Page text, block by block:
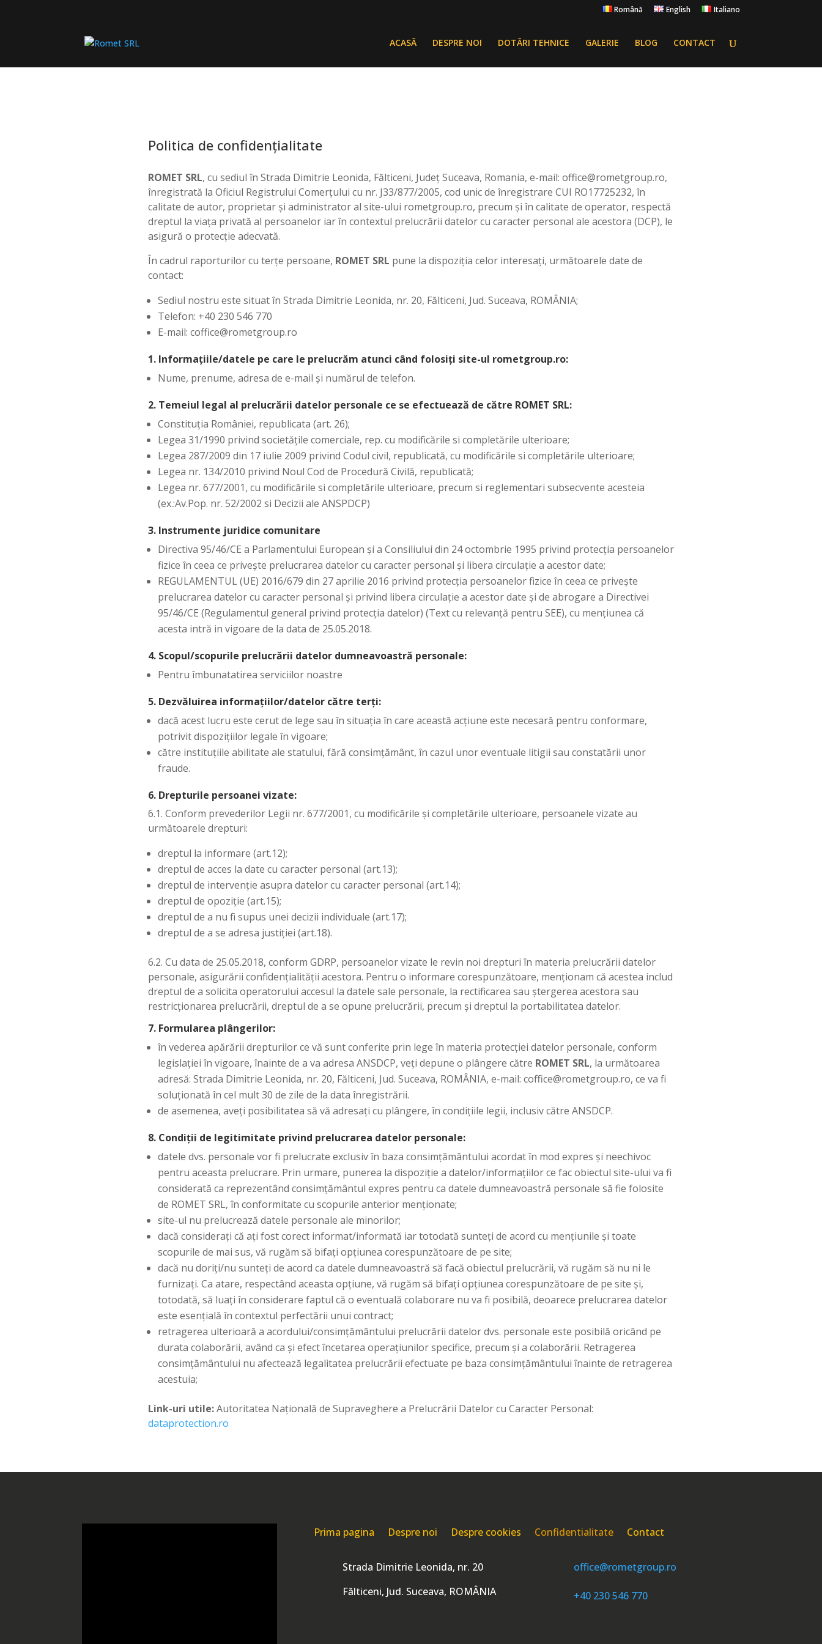
Română English Italiano
ACASĂ DESPRE NOI DOTĂRI TEHNICE GALERIE BLOG CONTACT
Politica de confidențialitate
ROMET SRL, cu sediul în Strada Dimitrie Leonida, Fălticeni, Județ Suceava, Romania, e-mail: office@rometgroup.ro,
înregistrată la Oficiul Registrului Comerţului cu nr. J33/877/2005, cod unic de înregistrare CUI RO17725232, în
calitate de autor, proprietar și administrator al site-ului rometgroup.ro, precum și în calitate de operator, respectă
dreptul la viața privată al persoanelor iar în contextul prelucrării datelor cu caracter personal ale acestora (DCP), le
asigură o protecție adecvată.
În cadrul raporturilor cu terțe persoane, ROMET SRL pune la dispoziția celor interesați, următoarele date de
contact:
Sediul nostru este situat în Strada Dimitrie Leonida, nr. 20, Fălticeni, Jud. Suceava, ROMÂNIA;
Telefon: +40 230 546 770
E-mail: coffice@rometgroup.ro
1. Informațiile/datele pe care le prelucrăm atunci când folosiți site-ul rometgroup.ro:
Nume, prenume, adresa de e-mail și numărul de telefon.
2. Temeiul legal al prelucrării datelor personale ce se efectuează de către ROMET SRL:
Constituția României, republicata (art. 26);
Legea 31/1990 privind societățile comerciale, rep. cu modificările si completările ulterioare;
Legea 287/2009 din 17 iulie 2009 privind Codul civil, republicată, cu modificările si completările ulterioare;
Legea nr. 134/2010 privind Noul Cod de Procedură Civilă, republicată;
Legea nr. 677/2001, cu modificările si completările ulterioare, precum si reglementari subsecvente acesteia
(ex.:Av.Pop. nr. 52/2002 si Decizii ale ANSPDCP)
3. Instrumente juridice comunitare
Directiva 95/46/CE a Parlamentului European și a Consiliului din 24 octombrie 1995 privind protecția persoanelor
fizice în ceea ce privește prelucrarea datelor cu caracter personal și libera circulație a acestor date;
REGULAMENTUL (UE) 2016/679 din 27 aprilie 2016 privind protecția persoanelor fizice în ceea ce privește
prelucrarea datelor cu caracter personal și privind libera circulaţie a acestor date și de abrogare a Directivei
95/46/CE (Regulamentul general privind protecția datelor) (Text cu relevanţă pentru SEE), cu mențiunea că
acesta intră in vigoare de la data de 25.05.2018.
4. Scopul/scopurile prelucrării datelor dumneavoastră personale:
Pentru îmbunatatirea serviciilor noastre
5. Dezvăluirea informațiilor/datelor către terți:
dacă acest lucru este cerut de lege sau în situația în care această acțiune este necesară pentru conformare,
potrivit dispoziţiilor legale în vigoare;
către instituțiile abilitate ale statului, fără consimțământ, în cazul unor eventuale litigii sau constatării unor
fraude.
6. Drepturile persoanei vizate:
6.1. Conform prevederilor Legii nr. 677/2001, cu modificările și completările ulterioare, persoanele vizate au
următoarele drepturi:
dreptul la informare (art.12);
dreptul de acces la date cu caracter personal (art.13);
dreptul de intervenţie asupra datelor cu caracter personal (art.14);
dreptul de opoziţie (art.15);
dreptul de a nu fi supus unei decizii individuale (art.17);
dreptul de a se adresa justiţiei (art.18).
6.2. Cu data de 25.05.2018, conform GDRP, persoanelor vizate le revin noi drepturi în materia prelucrării datelor
personale, asigurării confidențialității acestora. Pentru o informare corespunzătoare, menționam că acestea includ
dreptul de a solicita operatorului accesul la datele sale personale, la rectificarea sau ștergerea acestora sau
restricționarea prelucrării, dreptul de a se opune prelucrării, precum și dreptul la portabilitatea datelor.
7. Formularea plângerilor:
în vederea apărării drepturilor ce vă sunt conferite prin lege în materia protecției datelor personale, conform
legislației în vigoare, înainte de a va adresa ANSDCP, veți depune o plângere către ROMET SRL, la următoarea
adresă: Strada Dimitrie Leonida, nr. 20, Fălticeni, Jud. Suceava, ROMÂNIA, e-mail: coffice@rometgroup.ro, ce va fi
soluționată în cel mult 30 de zile de la data înregistrării.
de asemenea, aveți posibilitatea să vă adresați cu plângere, în condițiile legii, inclusiv către ANSDCP.
8. Condiţii de legitimitate privind prelucrarea datelor personale:
datele dvs. personale vor fi prelucrate exclusiv în baza consimțământului acordat în mod expres şi neechivoc
pentru aceasta prelucrare. Prin urmare, punerea la dispoziție a datelor/informațiilor ce fac obiectul site-ului va fi
considerată ca reprezentând consimțământul expres pentru ca datele dumneavoastră personale să fie folosite
de ROMET SRL, în conformitate cu scopurile anterior menţionate;
site-ul nu prelucrează datele personale ale minorilor;
dacă considerați că ați fost corect informat/informată iar totodată sunteți de acord cu mențiunile și toate
scopurile de mai sus, vă rugăm să bifați opțiunea corespunzătoare de pe site;
dacă nu doriţi/nu sunteți de acord ca datele dumneavoastră să facă obiectul prelucrării, vă rugăm să nu ni le
furnizați. Ca atare, respectând aceasta opțiune, vă rugăm să bifați opțiunea corespunzătoare de pe site și,
totodată, să luați în considerare faptul că o eventuală colaborare nu va fi posibilă, deoarece prelucrarea datelor
este esențială în contextul perfectării unui contract;
retragerea ulterioară a acordului/consimțământului prelucrării datelor dvs. personale este posibilă oricând pe
durata colaborării, având ca și efect încetarea operațiunilor specifice, precum și a colaborării. Retragerea
consimțământului nu afectează legalitatea prelucrării efectuate pe baza consimțământului înainte de retragerea
acestuia;
Link-uri utile:Autoritatea Naţională de Supraveghere a Prelucrării Datelor cu Caracter Personal:
dataprotection.ro
Prima pagina Despre noi Despre cookies Confidentialitate Contact
Strada Dimitrie Leonida, nr. 20
Fălticeni, Jud. Suceava, ROMÂNIA
office@rometgroup.ro
+40 230 546 770